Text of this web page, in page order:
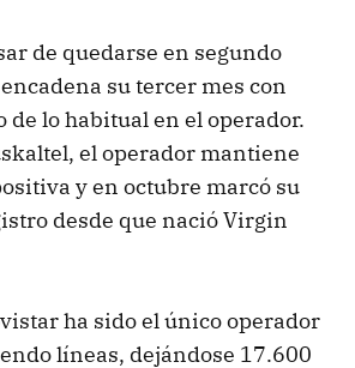
de quedarse en segundo
su tercer mes con
de lo habitual en el operador.
el operador mantiene
y en octubre marcó su
desde que nació Virgin
ha sido el único operador
líneas, dejándose 17.600